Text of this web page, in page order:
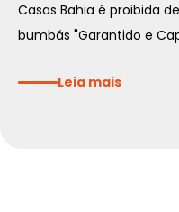
Casas Bahia é proibida
bumbás "Garantido e
Leia mais